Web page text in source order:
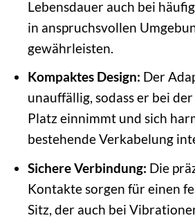
Lebensdauer auch bei
in anspruchsvollen
gewährleisten.
Kompaktes Design: Der
unauffällig, sodass er bei
Platz einnimmt und sich
bestehende Verkabelung
Sichere Verbindung: Die
Kontakte sorgen für einen
Sitz, der auch bei